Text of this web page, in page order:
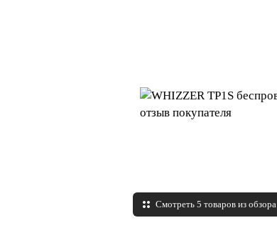
Смотреть 5 товаров из обзора